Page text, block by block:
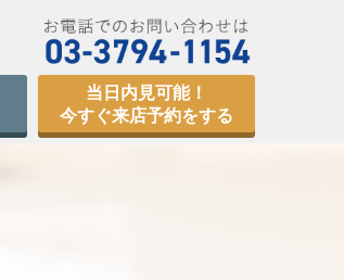
当日内見可能！
今すぐ来店予約をする